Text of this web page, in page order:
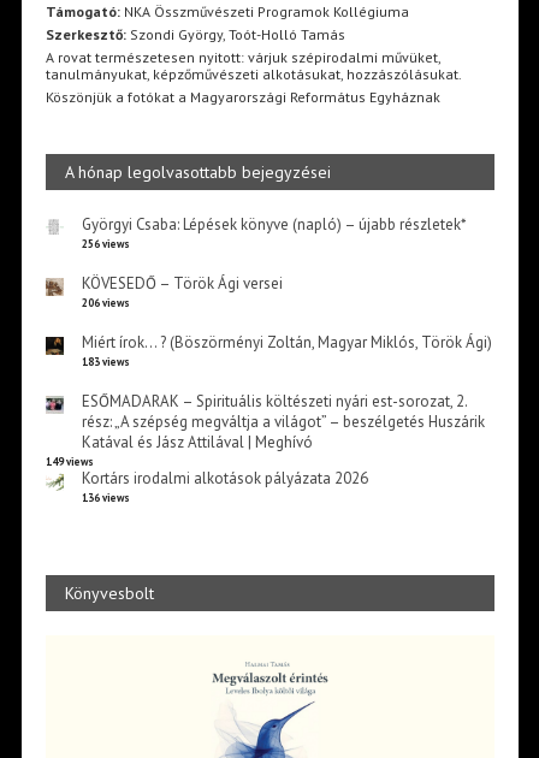
Támogató:NKA Összművészeti Programok Kollégiuma
Szerkesztő:Szondi György, Toót-Holló Tamás
A rovat természetesen nyitott: várjuk szépirodalmi művüket,
tanulmányukat, képzőművészeti alkotásukat, hozzászólásukat.
Köszönjük a fotókat a Magyarországi Református Egyháznak
A hónap legolvasottabb bejegyzései
Györgyi Csaba: Lépések könyve (napló) – újabb részletek*
256 views
KÖVESEDŐ – Török Ági versei
206 views
Miért írok… ? (Böszörményi Zoltán, Magyar Miklós, Török Ági)
183 views
ESŐMADARAK – Spirituális költészeti nyári est-sorozat, 2.
rész: „A szépség megváltja a világot” – beszélgetés Huszárik
Katával és Jász Attilával | Meghívó
149 views
Kortárs irodalmi alkotások pályázata 2026
136 views
Könyvesbolt